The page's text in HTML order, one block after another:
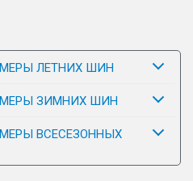
ЛЕТНИХ ШИН
ЗИМНИХ ШИН
ВСЕСЕЗОННЫХ